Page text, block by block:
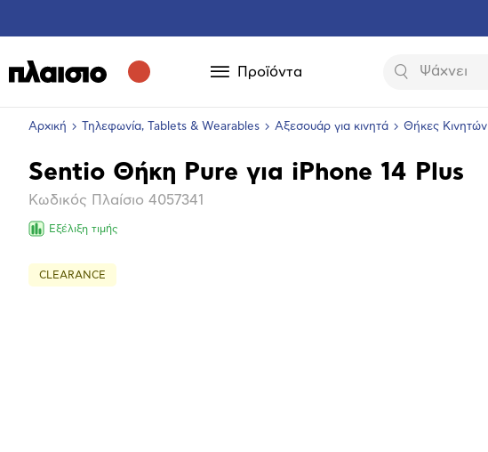
Προϊόντα Αναζήτηση
Αρχική Τηλεφωνία, Tablets & Wearables Αξεσουάρ για κινητά Θήκες Κινητών
Βασικά
χαρακτηριστικά
Sentio Θήκη Pure για iPhone 14 Plus
Κωδικός Πλαίσιο 4057341
Εξέλιξη τιμής
CLEARANCE